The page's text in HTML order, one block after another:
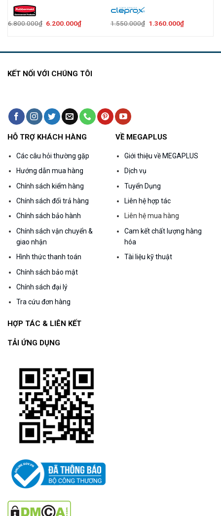
6.800.000₫ Giá
6.200.000₫Giá
1.550.000₫ Giá
1.360.000₫Giá
KẾT NỐI VỚI CHÚNG TÔI
HỖ TRỢ KHÁCH HÀNG
Các câu hỏi thường gặp
Hướng dẫn mua hàng
Chính sách kiểm hàng
Chính sách đổi trả hàng
Chính sách bảo hành
Chính sách vận chuyển &
giao nhận
Hình thức thanh toán
Chính sách bảo mật
Chính sách đại lý
Tra cứu đơn hàng
VỀ MEGAPLUS
Giới thiệu về MEGAPLUS
Dịch vụ
Tuyển Dụng
Liên hệ hợp tác
Liên hệ mua hàng
Cam kết chất lượng hàng
hóa
Tài liệu kỹ thuật
HỢP TÁC & LIÊN KẾT
TẢI ỨNG DỤNG